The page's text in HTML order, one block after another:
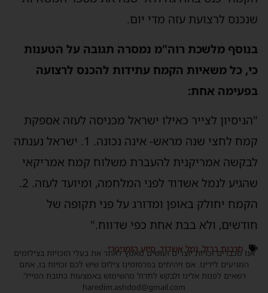
שנכנס לרצועת עזה מדי יום.
בנוסף מלשכת רוה"מ נמסרה תגובה על הטענות
כי, כל משאיות הקמח עתידות להכנס לרצועה
בפעימה אחת:
"הניסיון לצייר כאילו ישראל מכניסה לעזה אספקת
קמח לחצי שנה מראש- אינה נכונה. 1. ישראל נענתה
לבקשה אמריקנית להעברת משלוח קמח אמריקאי
שהגיע לנמל אשדוד לפני המלחמה, ומיועד לעזה. 2.
הקמח יחולק באופן ומדורג על פני תקופה של
חודשים, ולא בבת אחת כפי שדווח."
חרבות ברזל, נמל אשדוד, סיוע הומניטרי
אנו מכבדים זכויות יוצרים ועושים מאמץ לאתר את בעלי הזכויות בצילומים
המגיעים לידינו. אם זיהיתים בפרסומינו צילום שיש לכם זכויות בו, אתם
רשאים לפנות אלינו ולבקש לחדול מהשימוש באמצעות כתובת המייל:
haredim.ashdod@gmail.com